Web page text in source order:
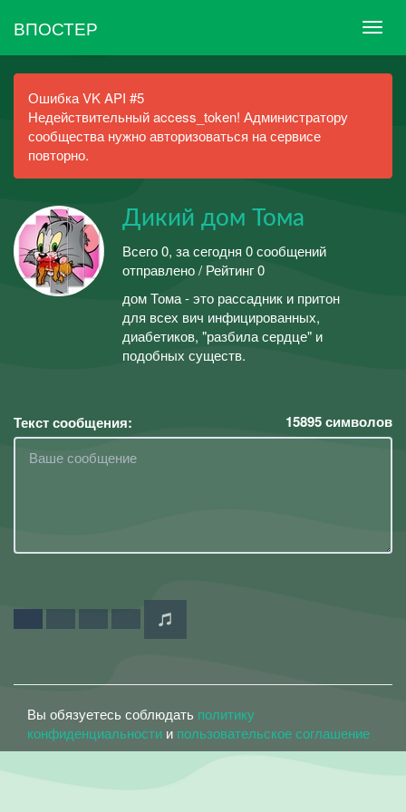
ВПОСТЕР
Ошибка VK API #5
Недействительный access_token! Администратору
сообщества нужно авторизоваться на сервисе
повторно.
Дикий дом Тома
Всего 0, за сегодня 0 сообщений
отправлено / Рейтинг 0
дом Тома - это рассадник и притон
для всех вич инфицированных,
диабетиков, "разбила сердце" и
подобных существ.
Текст сообщения: 15895символов
Вы обязуетесь соблюдать политику
конфиденциальности и пользовательское соглашение